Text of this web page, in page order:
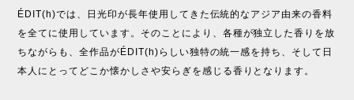
ÉDIT(h)では、日光印が長年使用してきた伝統的なアジア由来の香料
を全てに使用しています。そのことにより、各種が独立した香りを放
ちながらも、全作品がÉDIT(h)らしい独特の統一感を持ち、そして日
本人にとってどこか懐かしさや安らぎを感じる香りとなります。